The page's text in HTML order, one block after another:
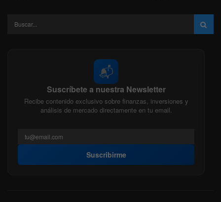
📬
Suscríbete a nuestra Newsletter
Recibe contenido exclusivo sobre finanzas, inversiones y
análisis de mercado directamente en tu email.
Suscribirme